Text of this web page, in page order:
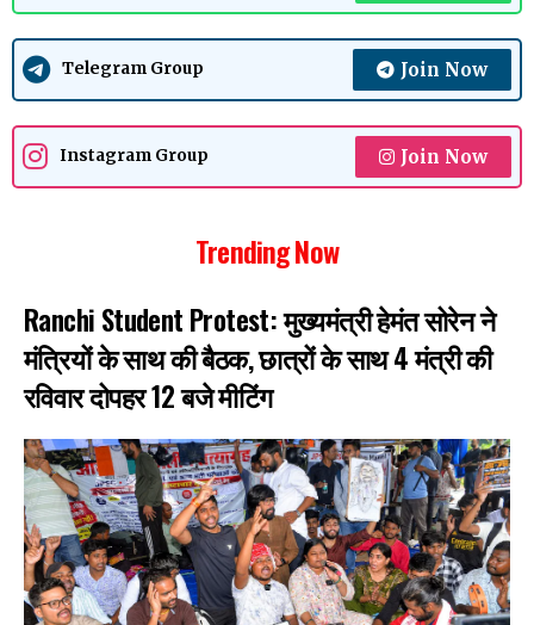
Telegram Group Join Now
Instagram Group Join Now
Trending Now
Ranchi Student Protest: मुख्यमंत्री हेमंत सोरेन ने
मंत्रियों के साथ की बैठक, छात्रों के साथ 4 मंत्री की
रविवार दोपहर 12 बजे मीटिंग